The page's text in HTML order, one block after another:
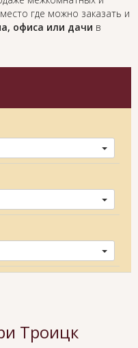
где можно заказать и
офиса или дачи в
Троицк